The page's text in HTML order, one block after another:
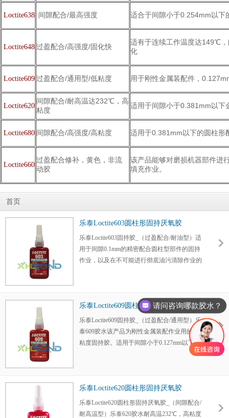
Loctite638 间隙配合/最高强度 适合于间隙小于0.254mm以下
Loctite648 过盈配合/高强度/固化快
适有于连续工作温度达149℃
化
Loctite609 过盈配合/通用型/低粘度 用于刚性金属装配件，
Loctite620
间隙配合/耐高温达232℃，高
粘度
适用于间隙小于0.381mm以下
Loctite680 间隙配合/高强度/高粘度 适用于0.381mm以下的圆柱形
Loctite660
过盈配合修补，黄色，非流
动胶
该产品能够对磨损机器部件进
填充作业。
首页
乐泰Loctite603圆柱形固持厌氧胶
乐泰Loctite603固持胶_（过盈配合/耐油型）适
用于间隙0.1mm的精密配合圆柱型部件的固持
作业，以及在不可能进行彻底油污清除作业的
及腐蚀现像。
乐泰Loctite609圆柱形固持厌氧胶
乐泰Loctite609固持胶_（过盈配合/通用型）乐
泰609胶水该产品为刚性金属装配作业用的低
粘度固持胶。适用于间隙小于0.127mm以下的
乐泰Loctite620圆柱形固持厌氧胶
乐泰Loctite620圆柱形固持厌氧胶_（间隙配合/
耐高温型）乐泰620胶水耐高温232℃，高粘度
请问咨询哪款胶水？